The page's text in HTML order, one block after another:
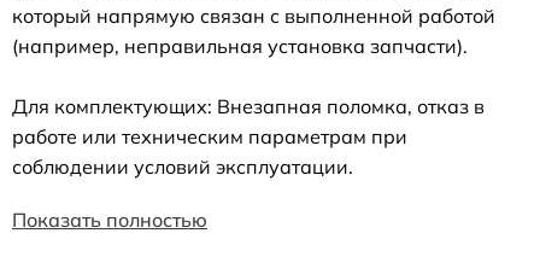
который напрямую связан с выполненной работой
(например, неправильная установка запчасти).
Для комплектующих: Внезапная поломка, отказ в
работе или техническим параметрам при
соблюдении условий эксплуатации.
Показать полностью